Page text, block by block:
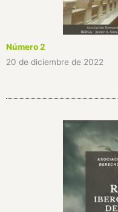
Número 2
20 de diciembre de 2022